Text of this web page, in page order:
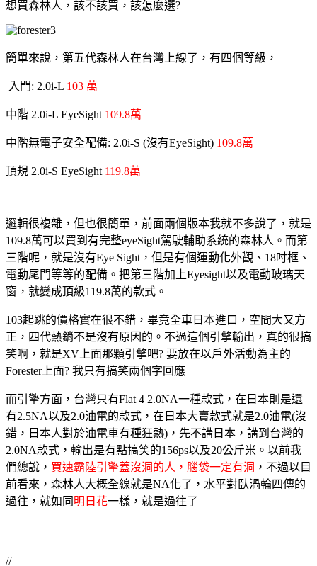
想買森林人，該不該買，該怎麼選?
簡單來說，第五代森林人在台灣上線了，有四個等級，
入門: 2.0i-L 103 萬
中階 2.0i-L EyeSight 109.8萬
中階無電子安全配備: 2.0i-S (沒有EyeSight) 109.8萬
頂規 2.0i-S EyeSight 119.8萬
邏輯很複雜，但也很簡單，前面兩個版本我就不多說了，就是
109.8萬可以買到有完整eyeSight駕駛輔助系統的森林人。而第
三階呢，就是沒有Eye Sight，但是有個運動化外觀、18吋框、
電動尾門等等的配備。把第三階加上Eyesight以及電動玻璃天
窗，就變成頂級119.8萬的款式。
103起跳的價格實在很不錯，畢竟全車日本進口，空間大又方
正，四代熱銷不是沒有原因的。不過這個引擎輸出，真的很搞
笑啊，就是XV上面那顆引擎吧? 要放在以戶外活動為主的
Forester上面? 我只有搞笑兩個字回應
而引擎方面，台灣只有Flat 4 2.0NA一種款式，在日本則是還
有2.5NA以及2.0油電的款式，在日本大賣款式就是2.0油電(沒
錯，日本人對於油電車有種狂熱)，先不講日本，講到台灣的
2.0NA款式，輸出是有點搞笑的156ps以及20公斤米。以前我
們總說， 買速霸陸引擎蓋沒洞的人，腦袋一定有洞 ，不過以目
前看來，森林人大概全線就是NA化了，水平對臥渦輪四傳的
過往，就如同 明日花一樣，就是過往了
//